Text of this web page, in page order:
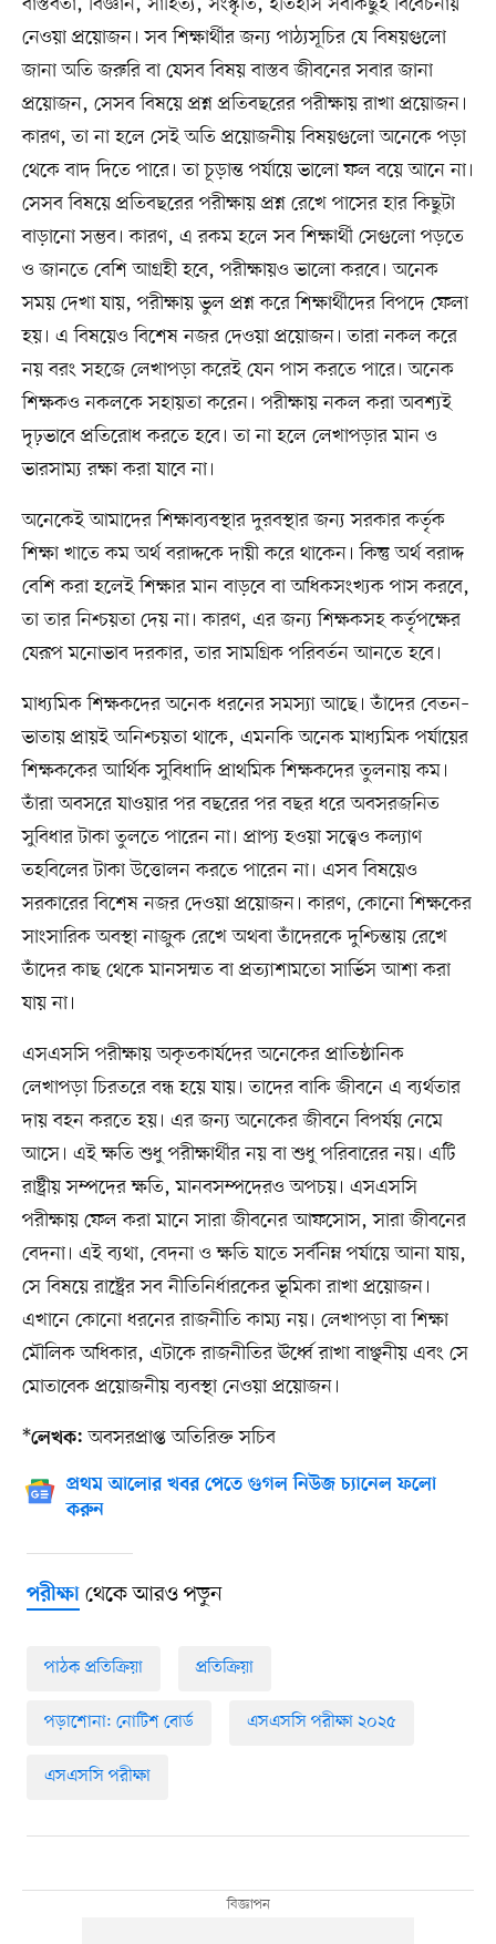
নেওয়া প্রয়োজন। সব শিক্ষার্থীর জন্য পাঠ্যসূচির যে বিষয়গুলো
জানা অতি জরুরি বা যেসব বিষয় বাস্তব জীবনের সবার জানা
প্রয়োজন, সেসব বিষয়ে প্রশ্ন প্রতিবছরের পরীক্ষায় রাখা প্রয়োজন।
কারণ, তা না হলে সেই অতি প্রয়োজনীয় বিষয়গুলো অনেকে পড়া
থেকে বাদ দিতে পারে। তা চূড়ান্ত পর্যায়ে ভালো ফল বয়ে আনে না।
সেসব বিষয়ে প্রতিবছরের পরীক্ষায় প্রশ্ন রেখে পাসের হার কিছুটা
বাড়ানো সম্ভব। কারণ, এ রকম হলে সব শিক্ষার্থী সেগুলো পড়তে
ও জানতে বেশি আগ্রহী হবে, পরীক্ষায়ও ভালো করবে। অনেক
সময় দেখা যায়, পরীক্ষায় ভুল প্রশ্ন করে শিক্ষার্থীদের বিপদে ফেলা
হয়। এ বিষয়েও বিশেষ নজর দেওয়া প্রয়োজন। তারা নকল করে
নয় বরং সহজে লেখাপড়া করেই যেন পাস করতে পারে। অনেক
শিক্ষকও নকলকে সহায়তা করেন। পরীক্ষায় নকল করা অবশ্যই
দৃঢ়ভাবে প্রতিরোধ করতে হবে। তা না হলে লেখাপড়ার মান ও
ভারসাম্য রক্ষা করা যাবে না।
অনেকেই আমাদের শিক্ষাব্যবস্থার দুরবস্থার জন্য সরকার কর্তৃক
শিক্ষা খাতে কম অর্থ বরাদ্দকে দায়ী করে থাকেন। কিন্তু অর্থ বরাদ্দ
বেশি করা হলেই শিক্ষার মান বাড়বে বা অধিকসংখ্যক পাস করবে,
তা তার নিশ্চয়তা দেয় না। কারণ, এর জন্য শিক্ষকসহ কর্তৃপক্ষের
যেরূপ মনোভাব দরকার, তার সামগ্রিক পরিবর্তন আনতে হবে।
মাধ্যমিক শিক্ষকদের অনেক ধরনের সমস্যা আছে। তাঁদের বেতন–
ভাতায় প্রায়ই অনিশ্চয়তা থাকে, এমনকি অনেক মাধ্যমিক পর্যায়ের
শিক্ষককের আর্থিক সুবিধাদি প্রাথমিক শিক্ষকদের তুলনায় কম।
তাঁরা অবসরে যাওয়ার পর বছরের পর বছর ধরে অবসরজনিত
সুবিধার টাকা তুলতে পারেন না। প্রাপ্য হওয়া সত্ত্বেও কল্যাণ
তহবিলের টাকা উত্তোলন করতে পারেন না। এসব বিষয়েও
সরকারের বিশেষ নজর দেওয়া প্রয়োজন। কারণ, কোনো শিক্ষকের
সাংসারিক অবস্থা নাজুক রেখে অথবা তাঁদেরকে দুশ্চিন্তায় রেখে
তাঁদের কাছ থেকে মানসম্মত বা প্রত্যাশামতো সার্ভিস আশা করা
যায় না।
এসএসসি পরীক্ষায় অকৃতকার্যদের অনেকের প্রাতিষ্ঠানিক
লেখাপড়া চিরতরে বন্ধ হয়ে যায়। তাদের বাকি জীবনে এ ব্যর্থতার
দায় বহন করতে হয়। এর জন্য অনেকের জীবনে বিপর্যয় নেমে
আসে। এই ক্ষতি শুধু পরীক্ষার্থীর নয় বা শুধু পরিবারের নয়। এটি
রাষ্ট্রীয় সম্পদের ক্ষতি, মানবসম্পদেরও অপচয়। এসএসসি
পরীক্ষায় ফেল করা মানে সারা জীবনের আফসোস, সারা জীবনের
বেদনা। এই ব্যথা, বেদনা ও ক্ষতি যাতে সর্বনিম্ন পর্যায়ে আনা যায়,
সে বিষয়ে রাষ্ট্রের সব নীতিনির্ধারকের ভূমিকা রাখা প্রয়োজন।
এখানে কোনো ধরনের রাজনীতি কাম্য নয়। লেখাপড়া বা শিক্ষা
মৌলিক অধিকার, এটাকে রাজনীতির ঊর্ধ্বে রাখা বাঞ্ছনীয় এবং সে
মোতাবেক প্রয়োজনীয় ব্যবস্থা নেওয়া প্রয়োজন।
*লেখক: অবসরপ্রাপ্ত অতিরিক্ত সচিব
প্রথম আলোর খবর পেতে গুগল নিউজ চ্যানেল ফলো
করুন
পরীক্ষাথেকে আরও পড়ুন
পাঠক প্রতিক্রিয়া প্রতিক্রিয়া
পড়াশোনা: নোটিশ বোর্ড এসএসসি পরীক্ষা ২০২৫
এসএসসি পরীক্ষা